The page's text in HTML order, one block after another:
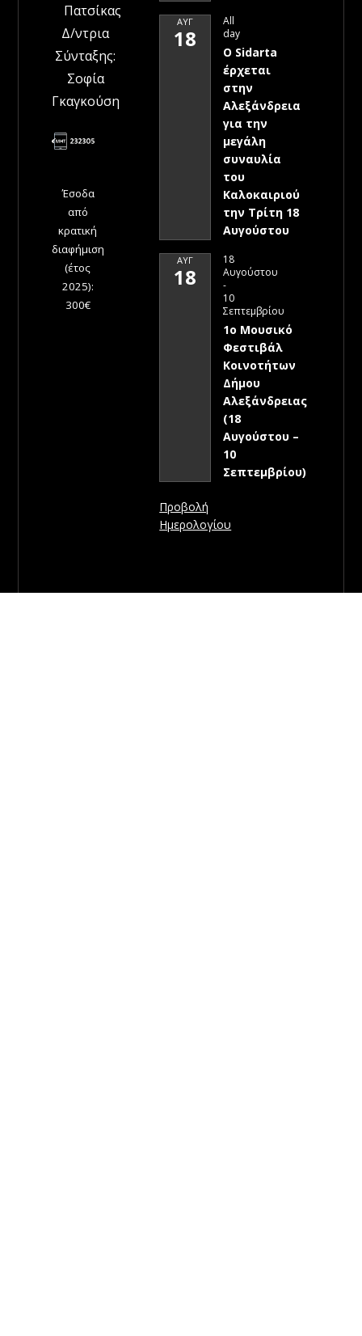
Πατσίκας
Δ/ντρια
Σύνταξης:
Σοφία
Γκαγκούση
Έσοδα
από
κρατική
διαφήμιση
(έτος
2025):
300€
ΑΥΓ
18
All
day
Ο Sidarta
έρχεται
στην
Αλεξάνδρεια
για την
μεγάλη
συναυλία
του
Καλοκαιριού
την Τρίτη 18
Αυγούστου
ΑΥΓ
18
18
Αυγούστου
-
10
Σεπτεμβρίου
1ο Μουσικό
Φεστιβάλ
Κοινοτήτων
Δήμου
Αλεξάνδρειας
(18
Αυγούστου –
10
Σεπτεμβρίου)